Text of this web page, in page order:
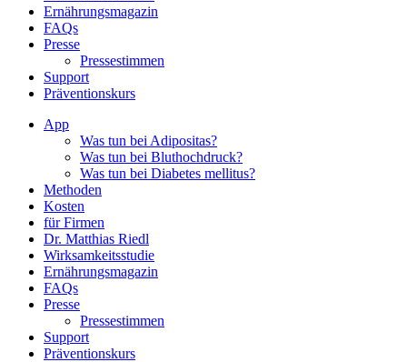
Ernährungsmagazin
FAQs
Presse
Pressestimmen
Support
Präventionskurs
App
Was tun bei Adipositas?
Was tun bei Bluthochdruck?
Was tun bei Diabetes mellitus?
Methoden
Kosten
für Firmen
Dr. Matthias Riedl
Wirksamkeitsstudie
Ernährungsmagazin
FAQs
Presse
Pressestimmen
Support
Präventionskurs